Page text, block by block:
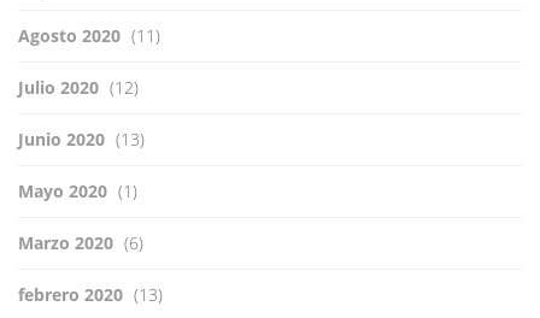
Agosto 2020 (11)
Julio 2020 (12)
Junio 2020 (13)
Mayo 2020 (1)
Marzo 2020 (6)
febrero 2020 (13)